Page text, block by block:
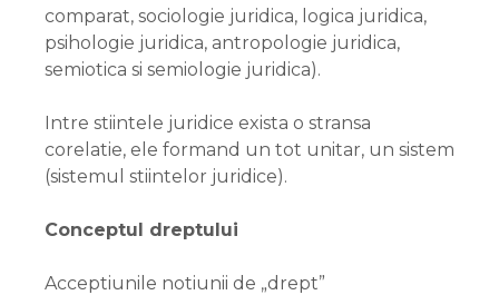
comparat, sociologie juridica, logica juridica,
psihologie juridica, antropologie juridica,
semiotica si semiologie juridica).
Intre stiintele juridice exista o stransa
corelatie, ele formand un tot unitar, un sistem
(sistemul stiintelor juridice).
Conceptul dreptului
Acceptiunile notiunii de „drept”